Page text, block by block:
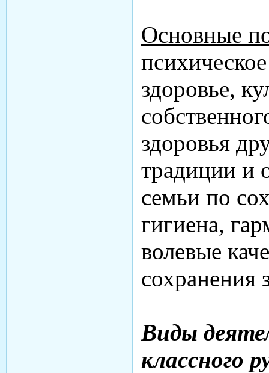
Основные
здоровье,
здоровья
традиции и
семьи по
гигиена,
волевые
сохранения
Виды
классного